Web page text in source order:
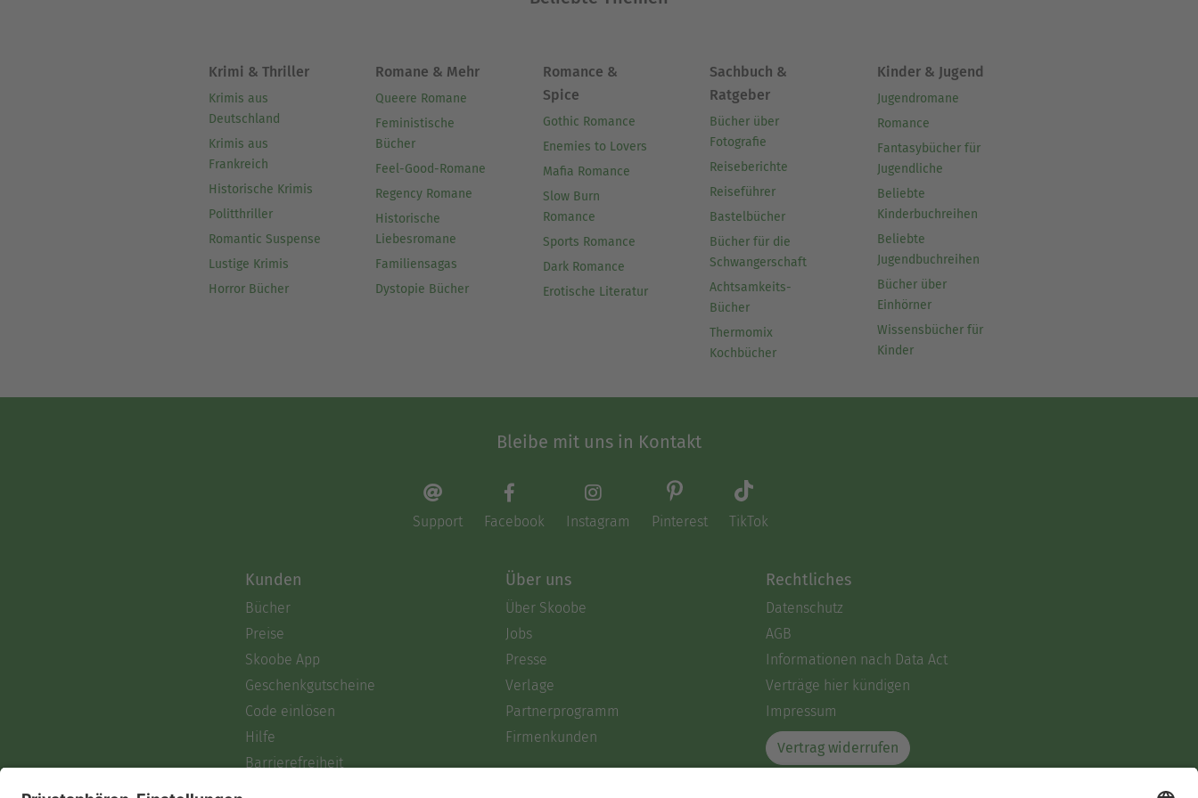
Krimi & Thriller
Krimis aus
Deutschland
Krimis aus
Frankreich
Historische Krimis
Politthriller
Romantic Suspense
Lustige Krimis
Horror Bücher
Romane & Mehr
Queere Romane
Feministische
Bücher
Feel-Good-Romane
Regency Romane
Historische
Liebesromane
Familiensagas
Dystopie Bücher
Romance &
Spice
Gothic Romance
Enemies to Lovers
Mafia Romance
Slow Burn
Romance
Sports Romance
Dark Romance
Erotische Literatur
Sachbuch &
Ratgeber
Bücher über
Fotografie
Reiseberichte
Reiseführer
Bastelbücher
Bücher für die
Schwangerschaft
Achtsamkeits-
Bücher
Thermomix
Kochbücher
Kinder & Jugend
Jugendromane
Romance
Fantasybücher für
Jugendliche
Beliebte
Kinderbuchreihen
Beliebte
Jugendbuchreihen
Bücher über
Einhörner
Wissensbücher für
Kinder
Bleibe mit uns in Kontakt
Support Facebook Instagram Pinterest TikTok
Kunden
Bücher
Preise
Skoobe App
Geschenkgutscheine
Code einlösen
Hilfe
Barrierefreiheit
Über uns
Über Skoobe
Jobs
Presse
Verlage
Partnerprogramm
Firmenkunden
Rechtliches
Datenschutz
AGB
Informationen nach Data Act
Verträge hier kündigen
Impressum
Vertrag widerrufen